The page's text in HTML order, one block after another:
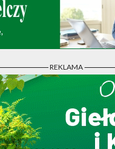
- REKLAMA -